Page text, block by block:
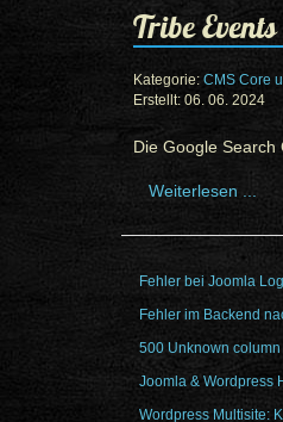
Tribe
Kategorie: CMS Core
Erstellt: 06. 06. 2024
Die Google
Weiterlesen ...
Fehler bei Joomla
Fehler im Backend
500 Unknown
Joomla & Wordpress
Wordpress Multisite: